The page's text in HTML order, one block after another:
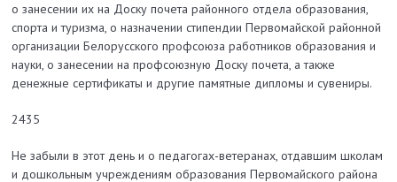
о занесении их на Доску почета районного отдела образования,
спорта и туризма, о назначении стипендии Первомайской районной
организации Белорусского профсоюза работников образования и
науки, о занесении на профсоюзную Доску почета, а также
денежные сертификаты и другие памятные дипломы и сувениры.
2435
Не забыли в этот день и о педагогах-ветеранах, отдавшим школам
и дошкольным учреждениям образования Первомайского района